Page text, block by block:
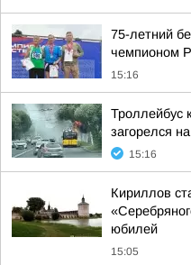
75-летний
чемпионом
15:16
Троллейбус
загорелся
15:16
Кириллов
юбилей
15:05